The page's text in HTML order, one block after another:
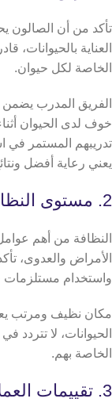
تأكد من أن
العناية بالحيوانات،
الخاصة لكل حيوان.
الفريق المدرب يضمن
خوف لدى الحيوان
تدريبهم المستمر في
يعني رعاية أفضل
2. مستوى النظافة وتعقيم الأدوات
النظافة من أهم
الأمراض والعدوى،
واستخدام مستلزمات
مكان نظيف ومرتب
الحيوانات، لا تتردد
الخاصة بهم.
3. تقييمات العملاء وتجاربهم